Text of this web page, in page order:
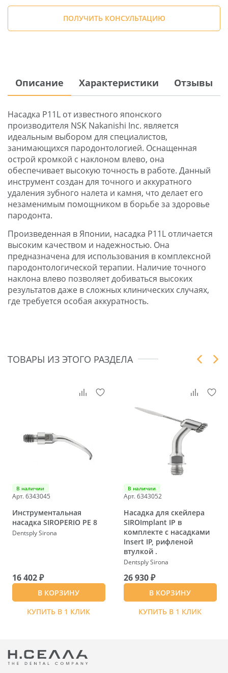
ПОЛУЧИТЬ КОНСУЛЬТАЦИЮ
Описание Характеристики Отзывы
Насадка P11L от известного японского
производителя NSK Nakanishi Inc. является
идеальным выбором для специалистов,
занимающихся пародонтологией. Оснащенная
острой кромкой с наклоном влево, она
обеспечивает высокую точность в работе. Данный
инструмент создан для точного и аккуратного
удаления зубного налета и камня, что делает его
незаменимым помощником в борьбе за здоровье
пародонта.
Произведенная в Японии, насадка P11L отличается
высоким качеством и надежностью. Она
предназначена для использования в комплексной
пародонтологической терапии. Наличие точного
наклона влево позволяет добиваться высоких
результатов даже в сложных клинических случаях,
где требуется особая аккуратность.
ТОВАРЫ ИЗ ЭТОГО РАЗДЕЛА
В наличии
Арт. 6343045
Инструментальная
насадка SIROPERIO PE 8
Dentsply Sirona
16 402 ₽
В КОРЗИНУ
КУПИТЬ В 1 КЛИК
В наличии
Арт. 6343052
Насадка для скейлера
SIROImplant IP в
комплекте с насадками
Insert IP, рифленой
втулкой .
Dentsply Sirona
26 930 ₽
В КОРЗИНУ
КУПИТЬ В 1 КЛИК